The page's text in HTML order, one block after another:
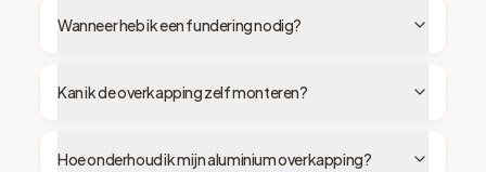
Wanneer heb ik een fundering nodig?
Kan ik de overkapping zelf monteren?
Hoe onderhoud ik mijn aluminium overkapping?